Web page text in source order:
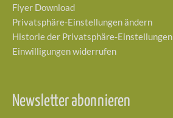
Flyer Download
Privatsphäre-Einstellungen ändern
Historie der Privatsphäre-Einstellungen
Einwilligungen widerrufen
Newsletter abonnieren